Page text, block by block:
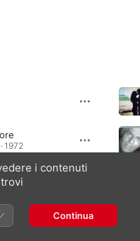
1972
i contenuti
Continua